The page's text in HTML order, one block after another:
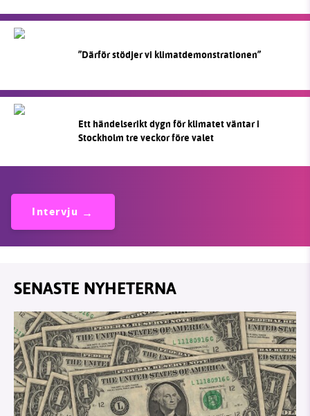
”Därför stödjer vi klimatdemonstrationen”
Ett händelserikt dygn för klimatet väntar i
Stockholm tre veckor före valet
Intervju
SENASTE NYHETERNA